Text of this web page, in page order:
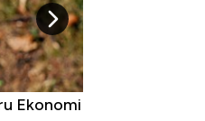
Ekonomi5 Raja Ekonomi